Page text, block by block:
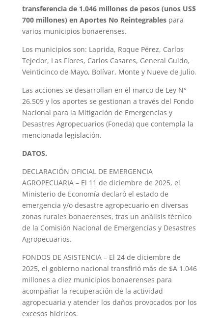
transferencia de 1.046 millones de pesos (unos US$
700 millones) en Aportes No Reintegrablespara
varios municipios bonaerenses.
Los municipios son: Laprida, Roque Pérez, Carlos
Tejedor, Las Flores, Carlos Casares, General Guido,
Veinticinco de Mayo, Bolívar, Monte y Nueve de Julio.
Las acciones se desarrollan en el marco de Ley N°
26.509 y los aportes se gestionan a través del Fondo
Nacional para la Mitigación de Emergencias y
Desastres Agropecuarios (Foneda) que contempla la
mencionada legislación.
DATOS.
DECLARACIÓN OFICIAL DE EMERGENCIA
AGROPECUARIA – El 11 de diciembre de 2025, el
Ministerio de Economía declaró el estado de
emergencia y/o desastre agropecuario en diversas
zonas rurales bonaerenses, tras un análisis técnico
de la Comisión Nacional de Emergencias y Desastres
Agropecuarios.
FONDOS DE ASISTENCIA – El 24 de diciembre de
2025, el gobierno nacional transfirió más de $A 1.046
millones a diez municipios bonaerenses para
acompañar la recuperación de la actividad
agropecuaria y atender los daños provocados por los
excesos hídricos.